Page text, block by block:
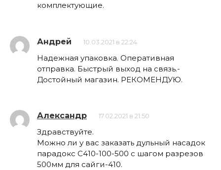
комплектующие.
Андрей 10.03.2021 в 22:24
Надежная упаковка. Оперативная
отправка. Быстрый выход на связь.-
Достойный магазин. РЕКОМЕНДУЮ.
Александр 17.02.2021 в 21:50
Здравствуйте.
Можно ли у вас заказать дульный насадок
парадокс С410-100-500 с шагом разрезов
500мм для сайги-410.